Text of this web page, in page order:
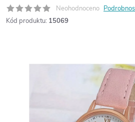
Neohodnoceno
Kód produktu: 15069